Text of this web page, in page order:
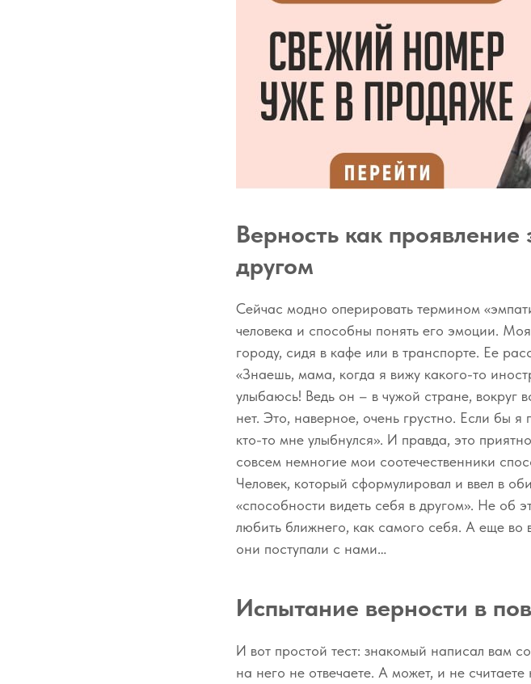
Верность как
другом
Сейчас модно оперировать термином
человека и способны понять его эмоции.
городу, сидя в кафе или в транспорте. Ее
«Знаешь, мама, когда я вижу какого-то
улыбаюсь! Ведь он – в чужой стране, вокруг
нет. Это, наверное, очень грустно. Если бы
кто-то мне улыбнулся». И правда, это
совсем немногие мои соотечественники
Человек, который сформулировал и ввел в
«способности видеть себя в другом». Не об
любить ближнего, как самого себя. А еще во
они поступали с нами…
Испытание верности в
И вот простой тест: знакомый написал вам
на него не отвечаете. А может, и не